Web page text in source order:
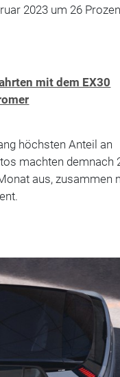
2023 um 26
mit dem EX30
höchsten Anteil an
machten demnach
aus, zusammen